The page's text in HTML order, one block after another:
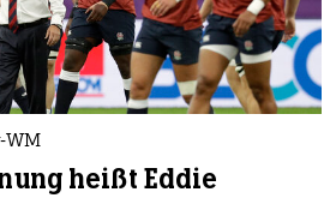
WM
heißt Eddie